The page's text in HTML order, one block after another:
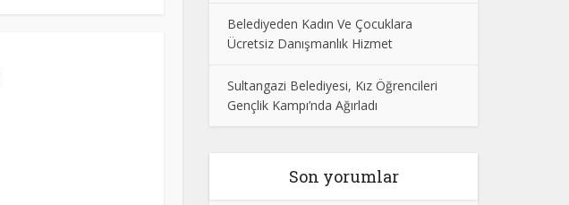
Belediyeden Kadın Ve Çocuklara
Ücretsiz Danışmanlık Hizmet
Sultangazi Belediyesi, Kız Öğrencileri
Gençlik Kampı’nda Ağırladı
Son yorumlar